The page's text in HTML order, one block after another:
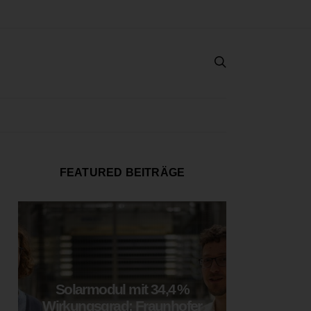
FEATURED BEITRÄGE
Solarmodul mit 34,4 %
Wirkungsgrad: Fraunhofer